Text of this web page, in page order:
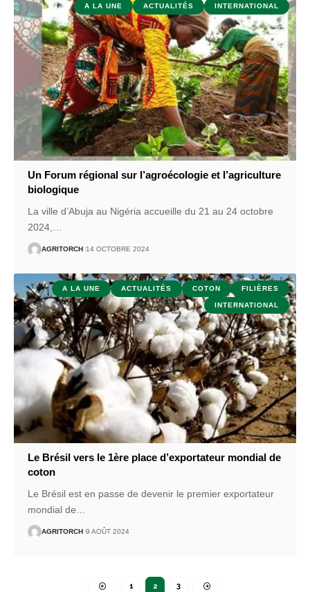
A LA UNE ACTUALITÉS INTERNATIONAL
Un Forum régional sur l’agroécologie et l’agriculture
biologique
La ville d’Abuja au Nigéria accueille du 21 au 24 octobre
2024,
AGRITORCH 14 OCTOBRE 2024
A LA UNE ACTUALITÉS COTON FILIÈRES
INTERNATIONAL
Le Brésil vers le 1ère place d’exportateur mondial de
coton
Le Brésil est en passe de devenir le premier exportateur
mondial de
AGRITORCH 9 AOÛT 2024
1 2 3